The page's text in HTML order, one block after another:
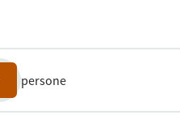
persone